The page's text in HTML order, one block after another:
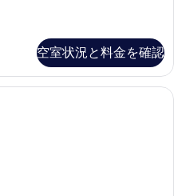
空室状況と料金を確認
和室3名用 共用バスルーム 喫煙 |